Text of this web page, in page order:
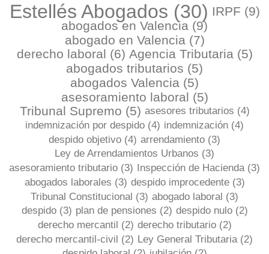
Estellés Abogados (30) IRPF (9)
abogados en Valencia (9)
abogado en Valencia (7)
derecho laboral (6) Agencia Tributaria (5)
abogados tributarios (5)
abogados Valencia (5)
asesoramiento laboral (5)
Tribunal Supremo (5) asesores tributarios (4)
indemnización por despido (4) indemnización (4)
despido objetivo (4) arrendamiento (3)
Ley de Arrendamientos Urbanos (3)
asesoramiento tributario (3) Inspección de Hacienda (3)
abogados laborales (3) despido improcedente (3)
Tribunal Constitucional (3) abogado laboral (3)
despido (3) plan de pensiones (2) despido nulo (2)
derecho mercantil (2) derecho tributario (2)
derecho mercantil-civil (2) Ley General Tributaria (2)